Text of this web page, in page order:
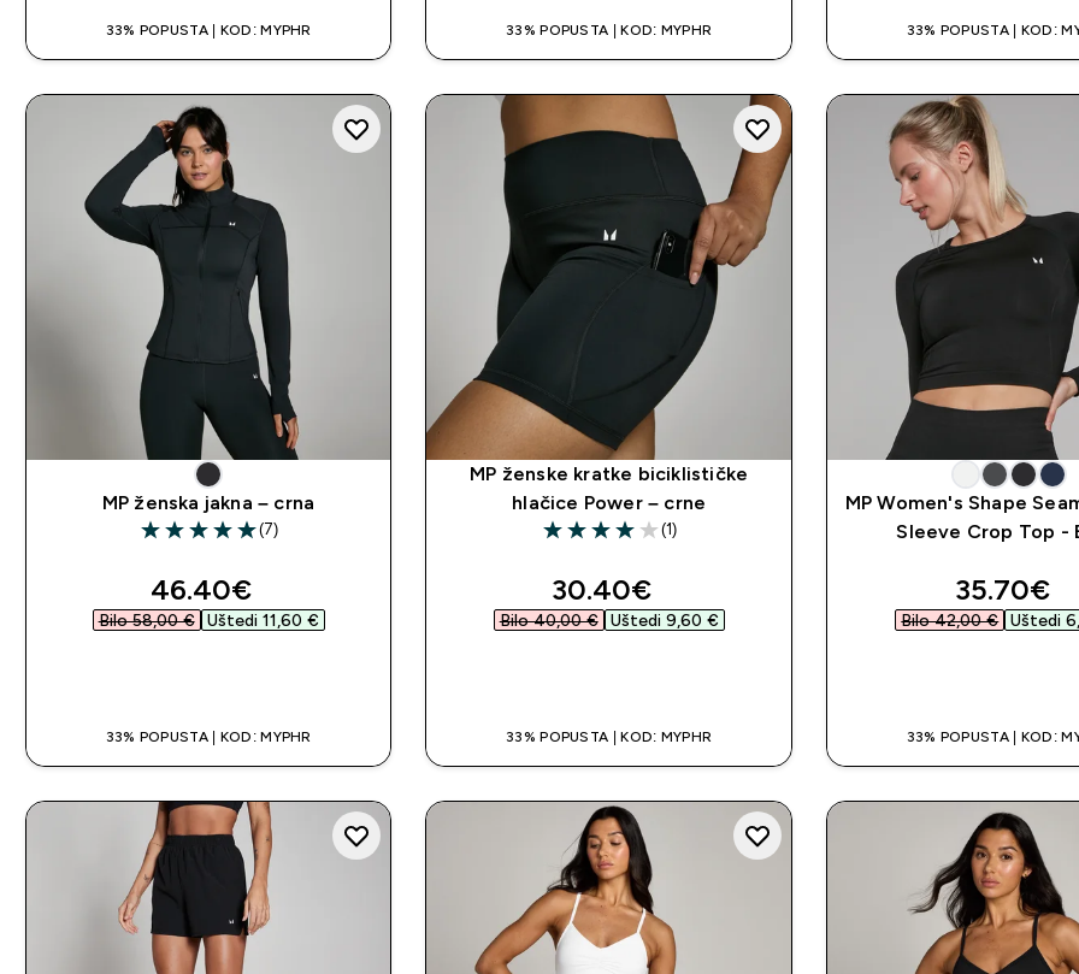
33% POPUSTA | KOD: MYPHR 33% POPUSTA | KOD: MYPHR 33% POPUSTA | KOD:
MP ženska jakna – crna
5 out of 5 stars
(7)
discounted price
46.40€‎
Bilo 58,00 €‎ Uštedi 11,60 €‎
33% POPUSTA | KOD: MYPHR
MP ženske kratke biciklističke
hlačice Power – crne
4 out of 5 stars
(1)
discounted price
30.40€‎
Bilo 40,00 €‎ Uštedi 9,60 €‎
33% POPUSTA | KOD: MYPHR
MP Women's Shape
Sleeve Crop Top -
35.70€‎
Bilo 42,00 €‎ Uštedi
33% POPUSTA | KOD: